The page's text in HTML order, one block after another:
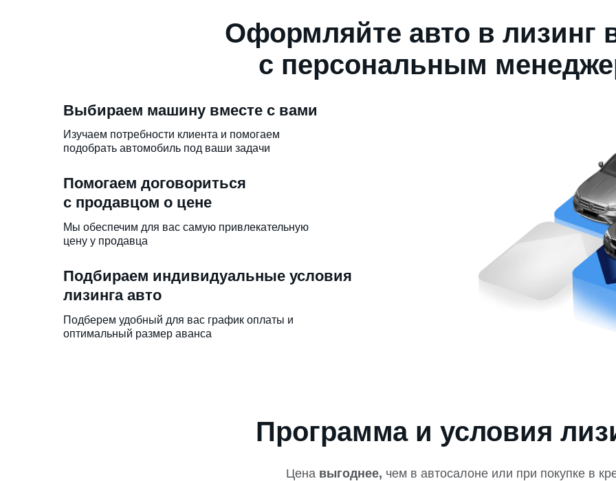
Подбираем индивидуальные условия
лизинга авто
Подберем удобный для вас график оплаты и
оптимальный размер аванса
Помогаем договориться
с продавцом о цене
Мы обеспечим для вас самую привлекательную
цену у продавца
Выбираем машину вместе с вами
Изучаем потребности клиента и помогаем
подобрать автомобиль под ваши задачи
Оформляйте авто в лизинг
с персональным
Программа и условия
Цена выгоднее, чем в автосалоне или при покупке в